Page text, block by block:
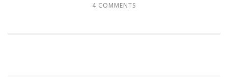
4 COMMENTS